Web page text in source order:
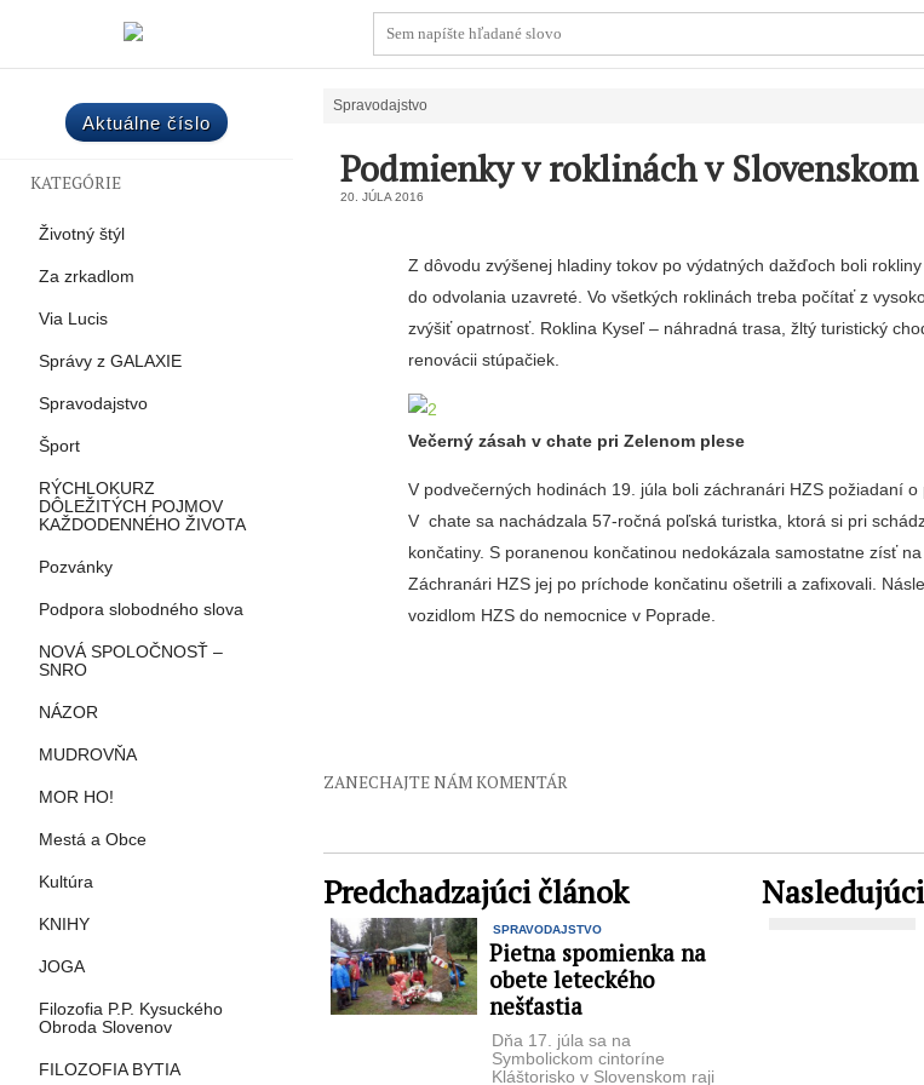
Aktuálne číslo
KATEGÓRIE
Životný štýl
Za zrkadlom
Via Lucis
Správy z GALAXIE
Spravodajstvo
Šport
RÝCHLOKURZ
DÔLEŽITÝCH POJMOV
KAŽDODENNÉHO ŽIVOTA
Pozvánky
Podpora slobodného slova
NOVÁ SPOLOČNOSŤ –
SNRO
NÁZOR
MUDROVŇA
MOR HO!
Mestá a Obce
Kultúra
KNIHY
JOGA
Filozofia P.P. Kysuckého
Obroda Slovenov
FILOZOFIA BYTIA
Spravodajstvo
Podmienky v roklinách v
20. JÚLA 2016
Z dôvodu zvýšenej hladiny tokov po výdatných dažďoch boli
do odvolania uzavreté. Vo všetkých roklinách treba počítať z
zvýšiť opatrnosť. Roklina Kyseľ – náhradná trasa, žltý turistický
renovácii stúpačiek.
Večerný zásah v chate pri Zelenom plese
V podvečerných hodinách 19. júla boli záchranári HZS požiadaní
V chate sa nachádzala 57-ročná poľská turistka, ktorá si pri
končatiny. S poranenou končatinou nedokázala samostatne zísť
Záchranári HZS jej po príchode končatinu ošetrili a zafixovali.
vozidlom HZS do nemocnice v Poprade.
ZANECHAJTE NÁM KOMENTÁR
Predchadzajúci článok
SPRAVODAJSTVO
Pietna spomienka na
obete leteckého
nešťastia
Dňa 17. júla sa na
Symbolickom cintoríne
Kláštorisko v Slovenskom raji